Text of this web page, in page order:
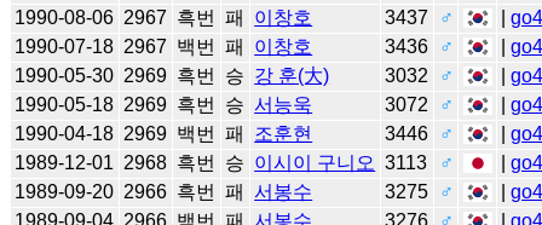
1990-08-06 2967 흑번 패 이창호 3437 ♂ |
1990-07-18 2967 백번 패 이창호 3436 ♂ |
1990-05-30 2969 흑번 승 강 훈(大) 3032 ♂ |
1990-05-18 2969 흑번 승 서능욱 3072 ♂ |
1990-04-18 2969 백번 패 조훈현 3446 ♂ |
1989-12-01 2968 흑번 승 이시이 구니오 3113 ♂ |
1989-09-20 2966 흑번 패 서봉수 3275 ♂ |
1989-09-04 2966 백번 패 서봉수 3276 ♂ |